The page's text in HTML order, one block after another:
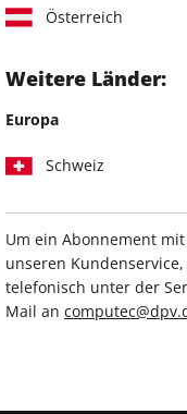
Raiders u. a.
vom Verlag
Österreich
Weitere Länder:
Europa
Schweiz
Um ein Abonnement
unseren
telefonisch unter der
Mail an